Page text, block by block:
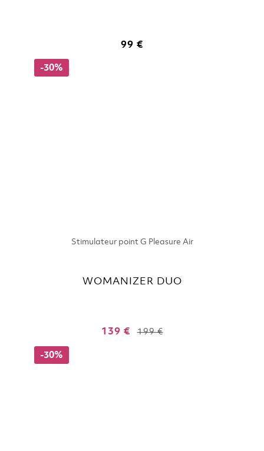
99 €
-30%
WOMANIZER DUO
Stimulateur point G Pleasure Air
139 € 199 €
-30%